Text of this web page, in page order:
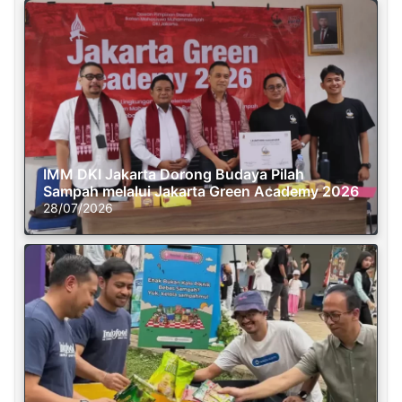
IMM DKI Jakarta Dorong Budaya Pilah
Sampah melalui Jakarta Green Academy 2026
28/07/2026